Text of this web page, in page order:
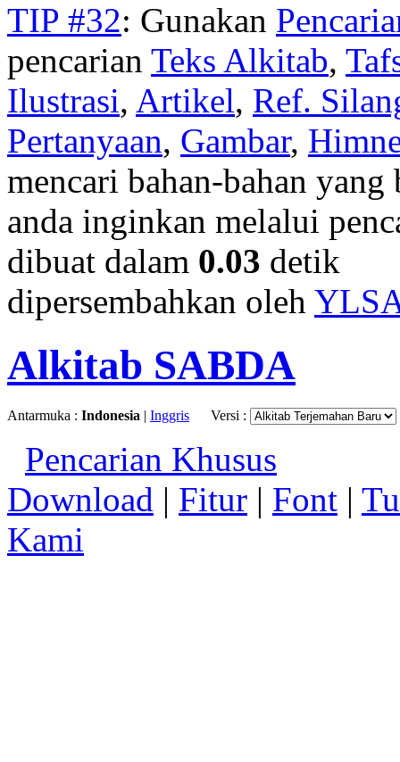
TIP #32: Gunakan
pencarian Teks Alkitab,
Ilustrasi, Artikel, Ref.
Pertanyaan, Gambar,
mencari bahan-bahan
anda inginkan melalui
dibuat dalam 0.03 detik
dipersembahkan oleh
Alkitab SABDA
Antarmuka : Indonesia | Inggris Versi :
Pencarian Khusus
Download | Fitur | Font |
Kami